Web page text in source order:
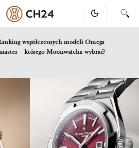
współczesnych modeli Omega
– którego Moonwatcha wybrać?